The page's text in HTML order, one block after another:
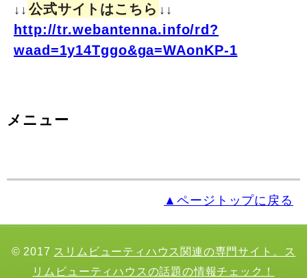
↓↓ 公式サイトはこちら ↓↓
http://tr.webantenna.info/rd?
waad=1y14Tggo&ga=WAonKP-1
メニュー
▲ページトップに戻る
© 2017 スリムビューティハウス関連の専門サイト。ス
リムビューティハウスの話題の情報チェック！